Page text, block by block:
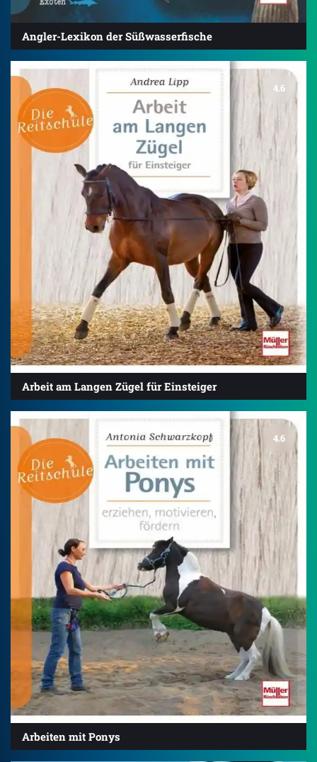
Angler-Lexikon der Süßwasserfische
4.6
Arbeit am Langen Zügel für Einsteiger
4.6
Arbeiten mit Ponys